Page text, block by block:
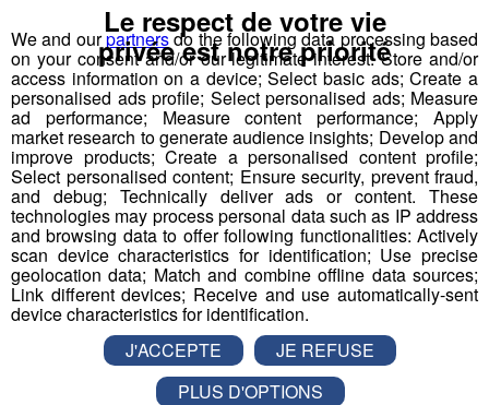
La Ferme de Lépigny à Domancy va enfin pouvoir
être rachetée par l’Association « Une ferme pour
tous » pour y développer une activité agricole sur
We and ourpartnersdo the following data processing based
on your consent and/or our legitimate interest: Store and/or
access information on a device; Select basic ads; Create a
personalised ads profile; Select personalised ads; Measure
ad performance; Measure content performance; Apply
market research to generate audience insights; Develop and
improve products; Create a personalised content profile;
Select personalised content; Ensure security, prevent fraud,
and debug; Technically deliver ads or content. These
technologies may process personal data such as IP address
and browsing data to offer following functionalities: Actively
scan device characteristics for identification; Use precise
geolocation data; Match and combine offline data sources;
Link different devices; Receive and use automatically-sent
device characteristics for identification.
Le respect de votre vie
privée est notre priorité
J'ACCEPTE
JE REFUSE
PLUS D'OPTIONS